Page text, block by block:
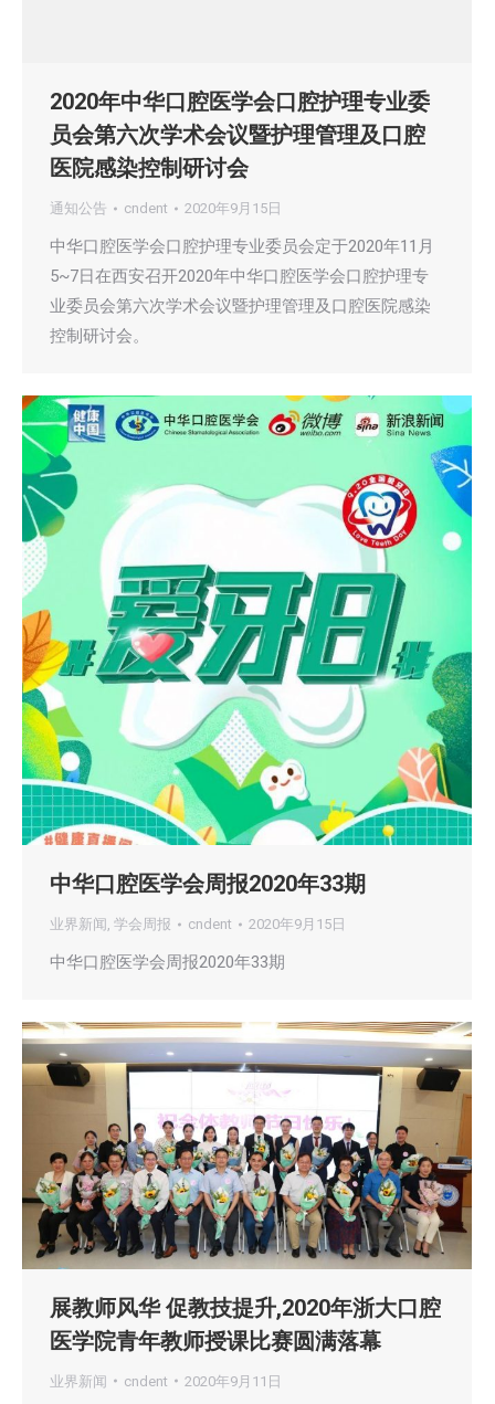
2020年中华口腔医学会口腔护理专业委
员会第六次学术会议暨护理管理及口腔
医院感染控制研讨会
通知公告 cndent 2020年9月15日
中华口腔医学会口腔护理专业委员会定于2020年11月
5~7日在西安召开2020年中华口腔医学会口腔护理专
业委员会第六次学术会议暨护理管理及口腔医院感染
控制研讨会。
中华口腔医学会周报2020年33期
业界新闻 , 学会周报 cndent 2020年9月15日
中华口腔医学会周报2020年33期
展教师风华 促教技提升,2020年浙大口腔
医学院青年教师授课比赛圆满落幕
业界新闻 cndent 2020年9月11日